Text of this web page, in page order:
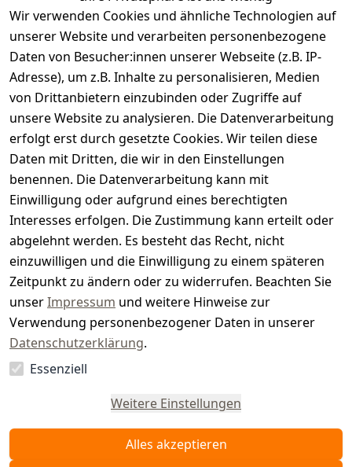
Wir verwenden Cookies und ähnliche Technologien auf
unserer Website und verarbeiten personenbezogene
Daten von Besucher:innen unserer Webseite (z.B. IP-
Adresse), um z.B. Inhalte zu personalisieren, Medien
von Drittanbietern einzubinden oder Zugriffe auf
unsere Website zu analysieren. Die Datenverarbeitung
erfolgt erst durch gesetzte Cookies. Wir teilen diese
Daten mit Dritten, die wir in den Einstellungen
benennen. Die Datenverarbeitung kann mit
Einwilligung oder aufgrund eines berechtigten
Interesses erfolgen. Die Zustimmung kann erteilt oder
abgelehnt werden. Es besteht das Recht, nicht
einzuwilligen und die Einwilligung zu einem späteren
Zeitpunkt zu ändern oder zu widerrufen. Beachten Sie
unserImpressum und weitere Hinweise zur
Verwendung personenbezogener Daten in unserer
Datenschutzerklärung.
Essenziell
Weitere Einstellungen
Alles akzeptieren
d
m
e
i
s
r.
e
Vertrag
widerrufen